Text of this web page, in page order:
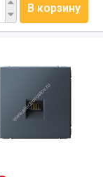
В корзину